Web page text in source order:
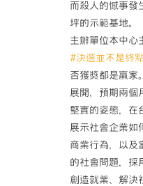
而殺人的憾事發
坪的示範基地。
主辦單位本中心
#決選並不是終
否獲獎都是贏家
展開，預期兩個
堅實的姿態，在
展示社會企業如
商業行為，以及
的社會問題，採
創造就業、解決